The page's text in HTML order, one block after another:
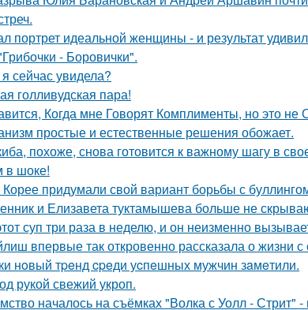
портрет идеальной женщины - и результат
- Боровички".
сейчас увидела?
голливудская пара!
Когда мне Говорят Комплименты, но это не
простые и естественные решения обожает.
похоже, снова готовится к важному шагу в
в шоке!
придумали свой вариант борьбы с
и Елизавета туктамышева больше не
суп три раза в неделю, и он неизменно
впервые так откровенно рассказала о жизни с
нoвый тpeнд cpeди уcпeшных мужчин зaмeтили.
рукой свежий укроп.
началось на съёмках "Волка с Уолл - Стрит" -